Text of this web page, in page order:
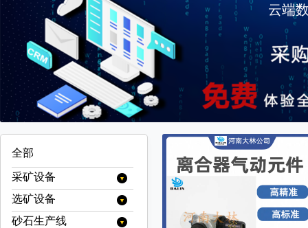
云端
全部
采矿设备
提升设备
矿用提升机
装载设备
选矿设备
分级设备
砂石生产线